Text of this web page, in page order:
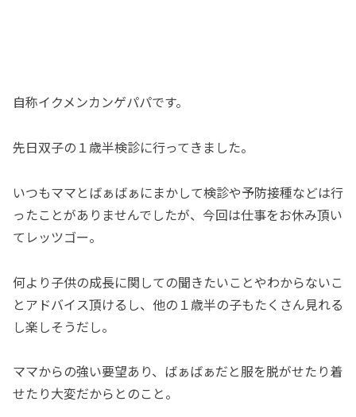
自称イクメンカンゲパパです。
先日双子の１歳半検診に行ってきました。
いつもママとばぁばぁにまかして検診や予防接種などは行
ったことがありませんでしたが、今回は仕事をお休み頂い
てレッツゴー。
何より子供の成長に関しての聞きたいことやわからないこ
とアドバイス頂けるし、他の１歳半の子もたくさん見れる
し楽しそうだし。
ママからの強い要望あり、ばぁばぁだと服を脱がせたり着
せたり大変だからとのこと。